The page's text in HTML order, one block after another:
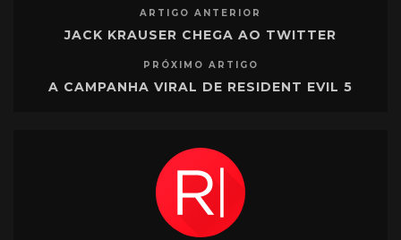
ARTIGO ANTERIOR
JACK KRAUSER CHEGA AO TWITTER
PRÓXIMO ARTIGO
A CAMPANHA VIRAL DE RESIDENT EVIL 5